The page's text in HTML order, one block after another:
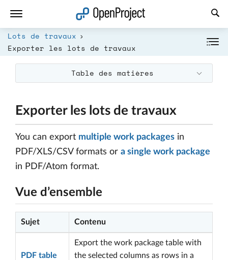
Lots de travaux
Exporter les lots de travaux
Table des matières
Exporter les lots de travaux
You can export multiple work packages in
PDF/XLS/CSV formats or a single work package
in PDF/Atom format.
Vue d’ensemble
Sujet Contenu
PDF table
Export the work package table with
the selected columns as rows in a
Ouvrir le lien dans un nouvel onglet